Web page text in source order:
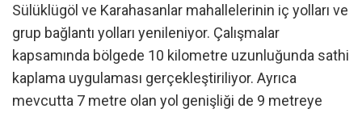
Sülüklügöl ve Karahasanlar mahallelerinin iç yolları ve
grup bağlantı yolları yenileniyor. Çalışmalar
kapsamında bölgede 10 kilometre uzunluğunda sathi
kaplama uygulaması gerçekleştiriliyor. Ayrıca
mevcutta 7 metre olan yol genişliği de 9 metreye